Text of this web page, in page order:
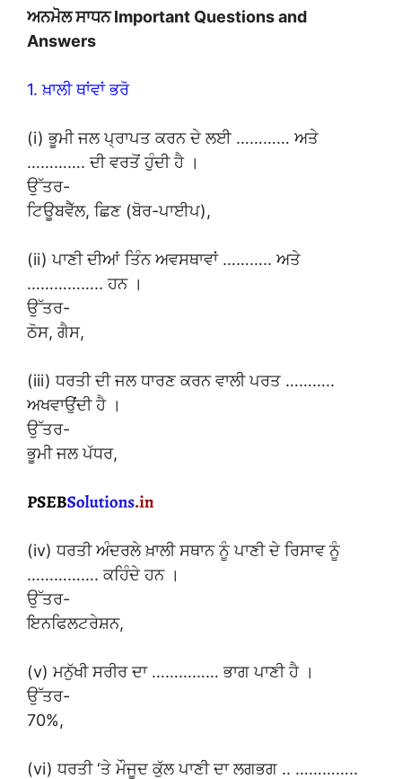
ਅਨਮੋਲ ਸਾਧਨ Important Questions and
Answers
1. ਖ਼ਾਲੀ ਥਾਂਵਾਂ ਭਰੋ
(i) ਭੂਮੀ ਜਲ ਪ੍ਰਾਪਤ ਕਰਨ ਦੇ ਲਈ ………… ਅਤੇ
…………. ਦੀ ਵਰਤੋਂ ਹੁੰਦੀ ਹੈ ।
ਉੱਤਰ-
ਟਿਊਬਵੈੱਲ, ਛਿਣ (ਬੋਰ-ਪਾਈਪ),
(ii) ਪਾਣੀ ਦੀਆਂ ਤਿੰਨ ਅਵਸਥਾਵਾਂ ……….. ਅਤੇ
…………….. ਹਨ ।
ਉੱਤਰ-
ਠੋਸ, ਗੈਸ,
(iii) ਧਰਤੀ ਦੀ ਜਲ ਧਾਰਣ ਕਰਨ ਵਾਲੀ ਪਰਤ ………..
ਅਖਵਾਉਂਦੀ ਹੈ ।
ਉੱਤਰ-
ਭੂਮੀ ਜਲ ਪੱਧਰ,
(iv) ਧਰਤੀ ਅੰਦਰਲੇ ਖ਼ਾਲੀ ਸਥਾਨ ਨੂੰ ਪਾਣੀ ਦੇ ਰਿਸਾਵ ਨੂੰ
……………. ਕਹਿੰਦੇ ਹਨ ।
ਉੱਤਰ-
ਇਨਫਿਲਟਰੇਸ਼ਨ,
(v) ਮਨੁੱਖੀ ਸਰੀਰ ਦਾ …………… ਭਾਗ ਪਾਣੀ ਹੈ ।
ਉੱਤਰ-
70%,
(vi) ਧਰਤੀ ‘ਤੇ ਮੌਜੂਦ ਕੁੱਲ ਪਾਣੀ ਦਾ ਲਗਭਗ .. …………..